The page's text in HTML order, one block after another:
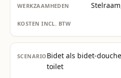
Bidet als bidet-
toilet